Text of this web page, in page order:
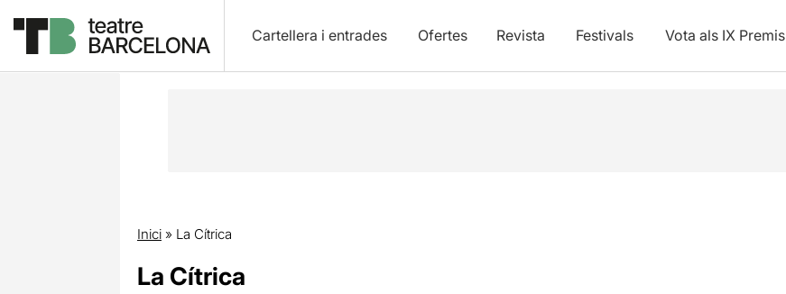
Cartellera i entrades Ofertes Revista Festivals Vota als IX Premis
Inici» La Cítrica
La Cítrica